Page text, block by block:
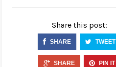
Share this post:
SHARE TWEET
SHARE PIN IT